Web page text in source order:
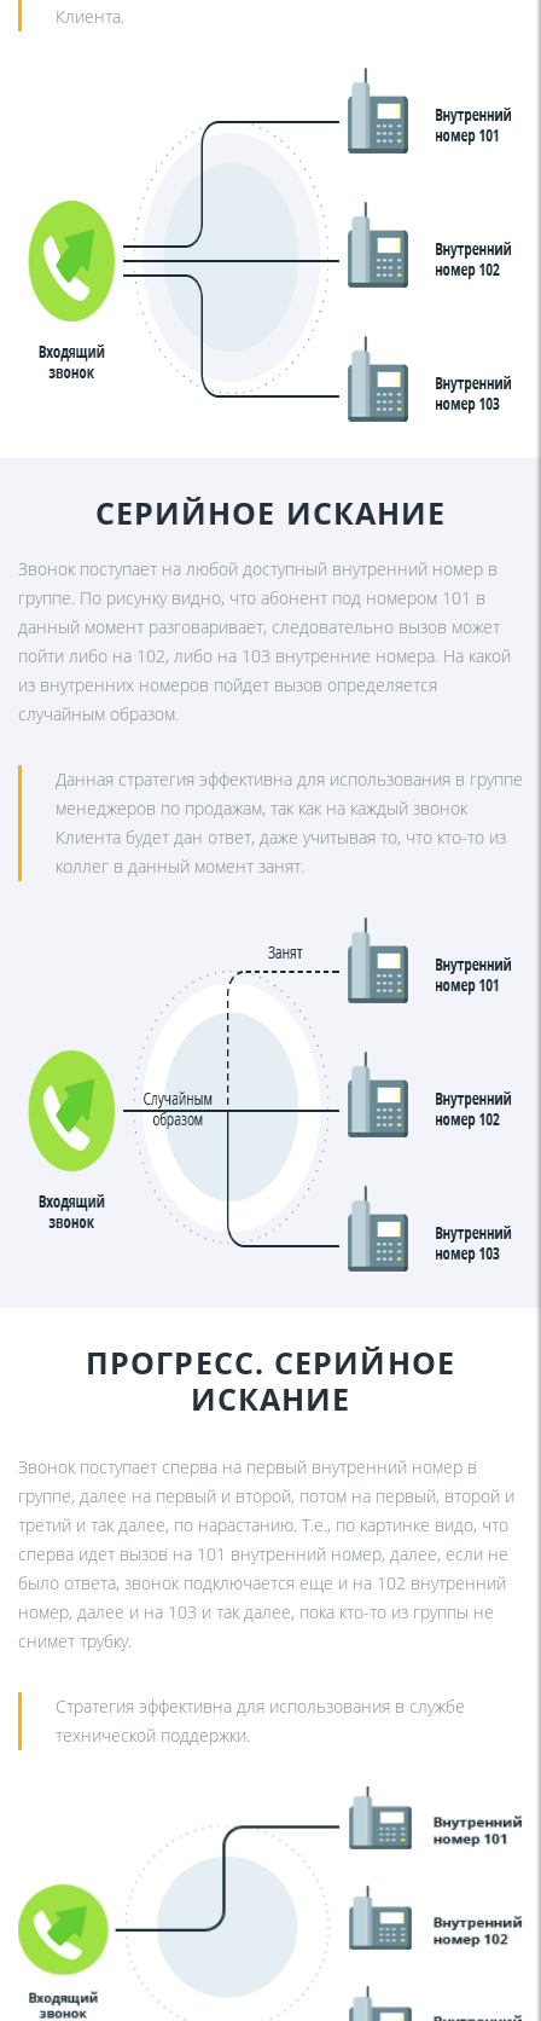
Клиента.
СЕРИЙНОЕ ИСКАНИЕ
Звонок поступает на любой доступный внутренний номер в
группе. По рисунку видно, что абонент под номером 101 в
данный момент разговаривает, следовательно вызов может
пойти либо на 102, либо на 103 внутренние номера. На какой
из внутренних номеров пойдет вызов определяется
случайным образом.
Данная стратегия эффективна для использования в группе
менеджеров по продажам, так как на каждый звонок
Клиента будет дан ответ, даже учитывая то, что кто-то из
коллег в данный момент занят.
ПРОГРЕСС. СЕРИЙНОЕ
ИСКАНИЕ
Звонок поступает сперва на первый внутренний номер в
группе, далее на первый и второй, потом на первый, второй и
третий и так далее, по нарастанию. Т.е., по картинке видо, что
сперва идет вызов на 101 внутренний номер, далее, если не
было ответа, звонок подключается еще и на 102 внутренний
номер, далее и на 103 и так далее, пока кто-то из группы не
снимет трубку.
Стратегия эффективна для использования в службе
технической поддержки.